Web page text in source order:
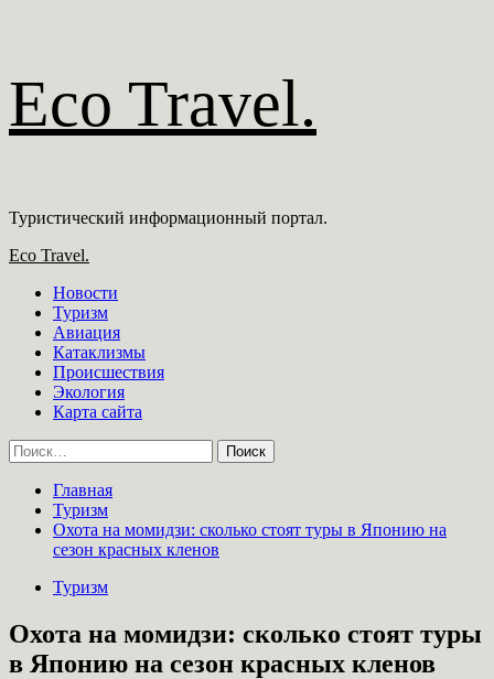
содержимому
Eco Travel.
Туристический информационный портал.
Основное
Eco Travel.
Новости
Туризм
Авиация
Катаклизмы
Происшествия
Экология
Карта сайта
Найти:
Главная
Туризм
Охота на момидзи: сколько стоят туры в Японию на
сезон красных кленов
Туризм
Охота на момидзи: сколько стоят туры
в Японию на сезон красных кленов